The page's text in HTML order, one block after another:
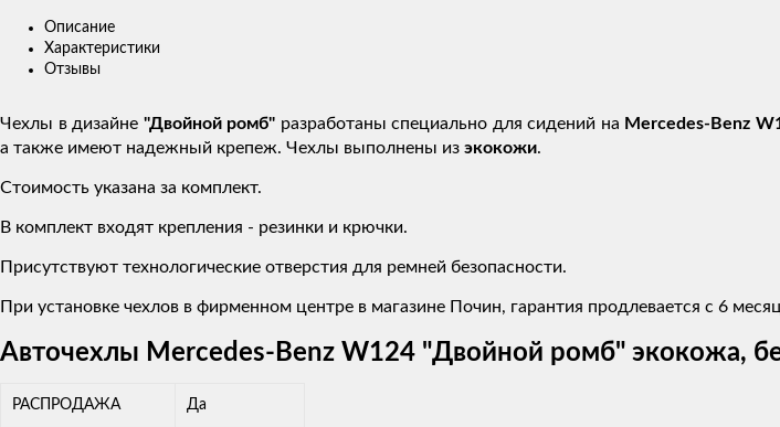
Описание
Характеристики
Отзывы
Чехлы в дизайне "Двойной ромб" разработаны специально для сидений на Mercedes-Benz
а также имеют надежный крепеж. Чехлы выполнены из экокожи.
Стоимость указана за комплект.
В комплект входят крепления - резинки и крючки.
Присутствуют технологические отверстия для ремней безопасности.
При установке чехлов в фирменном центре в магазине Почин, гарантия продлевается с 6
Авточехлы Mercedes-Benz W124 "Двойной ромб" экокожа,
РАСПРОДАЖА Да